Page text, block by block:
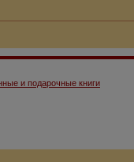
и подарочные книги